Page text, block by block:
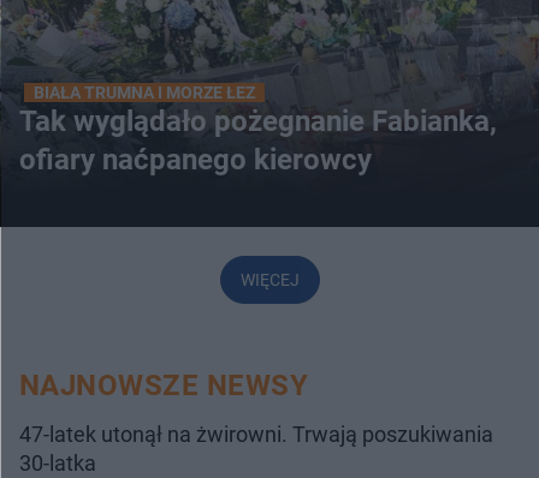
BIAŁA TRUMNA I MORZE ŁEZ
Tak wyglądało pożegnanie Fabianka,
ofiary naćpanego kierowcy
WIĘCEJ
NAJNOWSZE NEWSY
47-latek utonął na żwirowni. Trwają poszukiwania
30-latka